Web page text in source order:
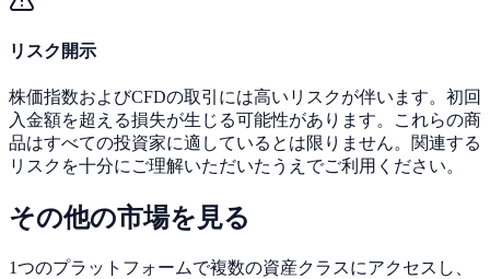
リスク開示
株価指数およびCFDの取引には高いリスクが伴います。初回
入金額を超える損失が生じる可能性があります。これらの商
品はすべての投資家に適しているとは限りません。関連する
リスクを十分にご理解いただいたうえでご利用ください。
その他の市場を見る
1つのプラットフォームで複数の資産クラスにアクセスし、